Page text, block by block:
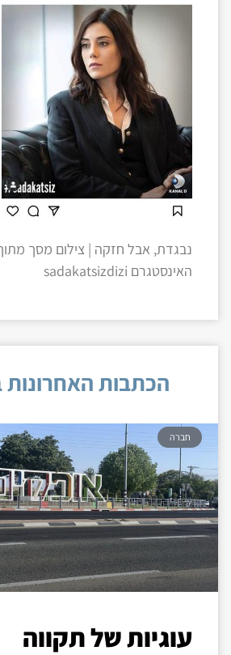
נבגדת, אבל חזקה | צילום מסך
האינסטגרם sadakatsizdizi
הכתבות
חברה
עוגיות של תקווה